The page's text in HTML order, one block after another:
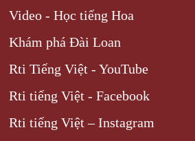
Video - Học tiếng Hoa
Khám phá Đài Loan
Rti Tiếng Việt - YouTube
Rti tiếng Việt - Facebook
Rti tiếng Việt – Instagram